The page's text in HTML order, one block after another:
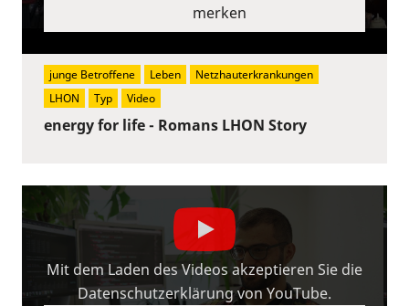
energy for life - Romans LHON Story
merken
junge Betroffene Leben
Netzhauterkrankungen
LHON
Typ Video
Mit dem Laden des Videos akzeptieren Sie die
Datenschutzerklärung von YouTube.